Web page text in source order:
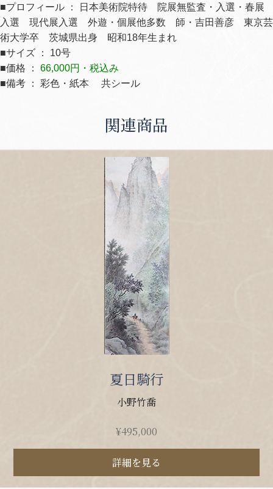
■プロフィール ： 日本美術院特待 院展無監査・入選・春展
入選 現代展入選 外遊・個展他多数 師・吉田善彦 東京芸
術大学卒 茨城県出身 昭和18年生まれ
■サイズ ： 10号
■価格 ： 66,000円・税込み
■備考 ： 彩色・紙本 共シール
関連商品
夏日騎行
小野竹喬
¥495,000
詳細を見る